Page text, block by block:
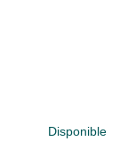
Disponible